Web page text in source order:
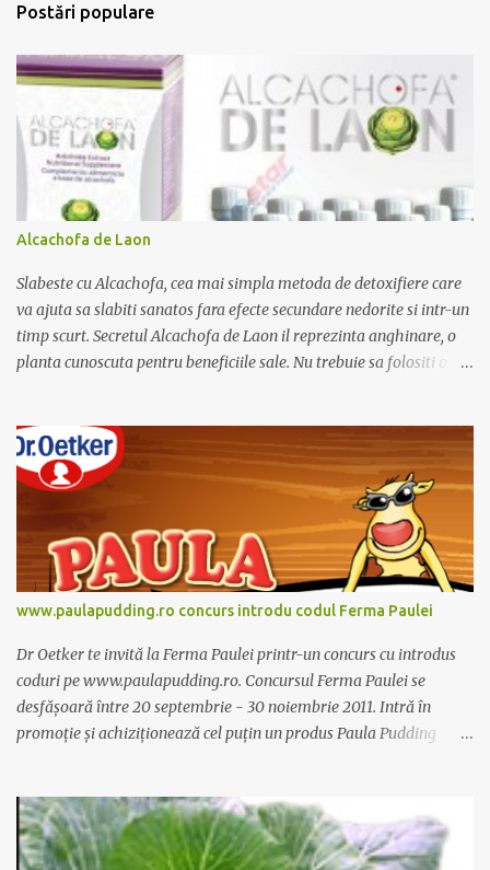
r
i
i
Postări populare
Alcachofa de Laon
Slabeste cu Alcachofa, cea mai simpla metoda de detoxifiere care
va ajuta sa slabiti sanatos fara efecte secundare nedorite si intr-un
timp scurt. Secretul Alcachofa de Laon il reprezinta anghinare, o
planta cunoscuta pentru beneficiile sale. Nu trebuie sa folositi o
www.paulapudding.ro concurs introdu codul Ferma Paulei
Dr Oetker te invită la Ferma Paulei printr-un concurs cu introdus
coduri pe www.paulapudding.ro. Concursul Ferma Paulei se
desfășoară între 20 septembrie - 30 noiembrie 2011. Intră în
promoție și achiziționează cel puțin un produs Paula Pudding
concurs Ferma Paulei. Poți căștiga zilnic truse de grădinărit,
săptămânal tractorașul fermierului sau premiul cel mare o
excursie la o super-fermă din Anglia. Mai multe coduri, mai multe